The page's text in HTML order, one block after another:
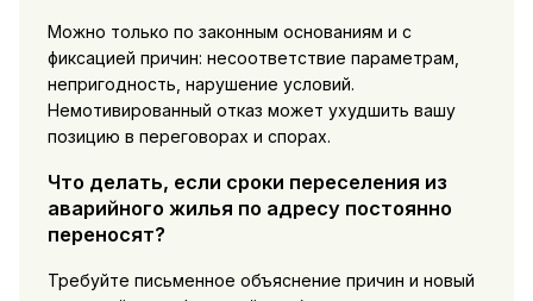
Можно только по законным основаниям и с
фиксацией причин: несоответствие параметрам,
непригодность, нарушение условий.
Немотивированный отказ может ухудшить вашу
позицию в переговорах и спорах.
Что делать, если сроки переселения из
аварийного жилья по адресу постоянно
переносят?
Требуйте письменное объяснение причин и новый